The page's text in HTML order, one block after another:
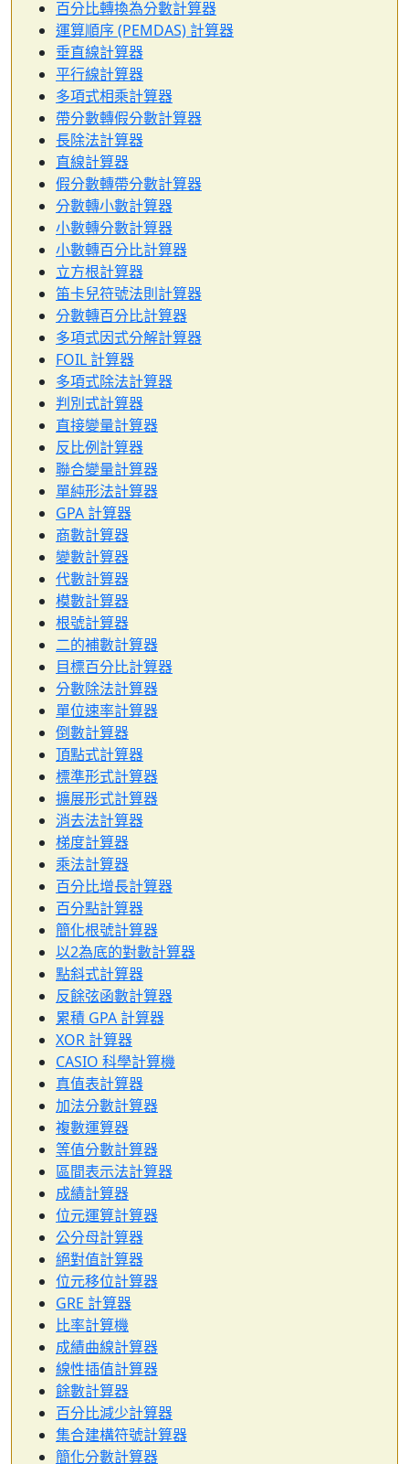
百分比轉換為分數計算器
運算順序 (PEMDAS) 計算器
垂直線計算器
平行線計算器
多項式相乘計算器
帶分數轉假分數計算器
長除法計算器
直線計算器
假分數轉帶分數計算器
分數轉小數計算器
小數轉分數計算器
小數轉百分比計算器
立方根計算器
笛卡兒符號法則計算器
分數轉百分比計算器
多項式因式分解計算器
FOIL 計算器
多項式除法計算器
判別式計算器
直接變量計算器
反比例計算器
聯合變量計算器
單純形法計算器
GPA 計算器
商數計算器
變數計算器
代數計算器
模數計算器
根號計算器
二的補數計算器
目標百分比計算器
分數除法計算器
單位速率計算器
倒數計算器
頂點式計算器
標準形式計算器
擴展形式計算器
消去法計算器
梯度計算器
乘法計算器
百分比增長計算器
百分點計算器
簡化根號計算器
以2為底的對數計算器
點斜式計算器
反餘弦函數計算器
累積 GPA 計算器
XOR 計算器
CASIO 科學計算機
真值表計算器
加法分數計算器
複數運算器
等值分數計算器
區間表示法計算器
成績計算器
位元運算計算器
公分母計算器
絕對值計算器
位元移位計算器
GRE 計算器
比率計算機
成績曲線計算器
線性插值計算器
餘數計算器
百分比減少計算器
集合建構符號計算器
簡化分數計算器